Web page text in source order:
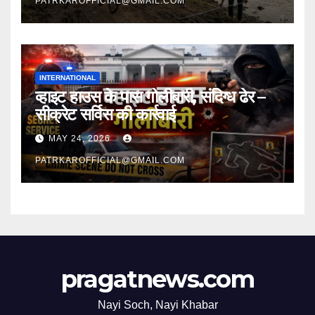
INTERNATIONAL
व्हाइट हाउस के पास गोलीबारी, संदिग्ध ढेर –
सीक्रेट सर्विस की कार्रवाई
MAY 24, 2026
PATRKAROFFICIAL@GMAIL.COM
pragatnews.com
Nayi Soch, Nayi Khabar